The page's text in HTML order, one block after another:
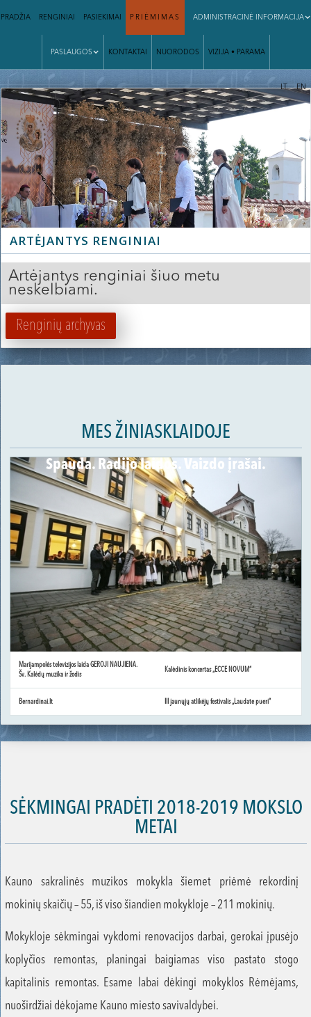
PRADŽIA RENGINIAI PASIEKIMAI PRIĖMIMAS ADMINISTRACINĖ INFORMACIJA
PASLAUGOS KONTAKTAI NUORODOS VIZIJA • PARAMA
| LT EN
ARTĖJANTYS RENGINIAI
Artėjantys renginiai šiuo metu
neskelbiami.
Renginių archyvas
MES ŽINIASKLAIDOJE
Spauda. Radijo laidos. Vaizdo įrašai.
Marijampolės televizijos laida GEROJI NAUJIENA.
Šv. Kalėdų muzika ir žodis
Kalėdinis koncertas „ECCE NOVUM“
Bernardinai.lt III jaunųjų atlikėjų festivalis „Laudate pueri“
SĖKMINGAI PRADĖTI 2018-2019 MOKSLO
METAI
Kauno sakralinės muzikos mokykla šiemet priėmė rekordinį
mokinių skaičių – 55, iš viso šiandien mokykloje – 211 mokinių.
Mokykloje sėkmingai vykdomi renovacijos darbai, gerokai įpusėjo
koplyčios remontas, planingai baigiamas viso pastato stogo
kapitalinis remontas. Esame labai dėkingi mokyklos Rėmėjams,
nuoširdžiai dėkojame Kauno miesto savivaldybei.